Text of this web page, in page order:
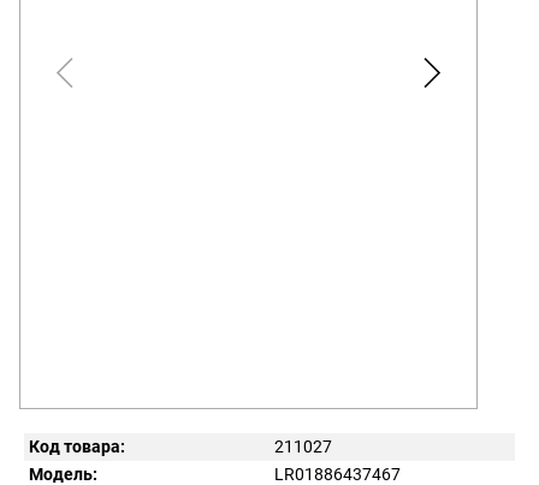
Код товара:
211027
Модель:
LR01886437467